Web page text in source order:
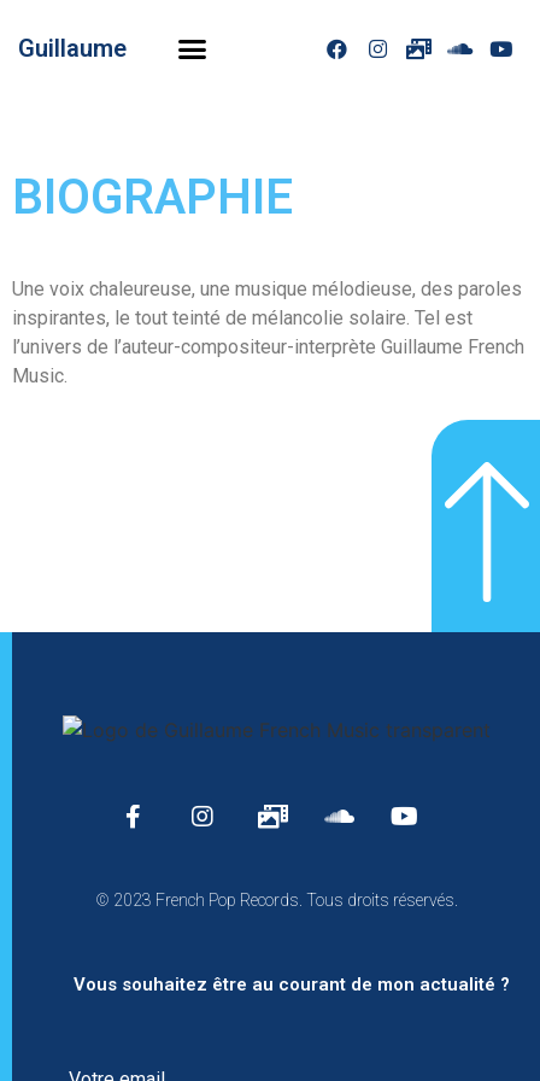
Guillaume
BIOGRAPHIE
Une voix chaleureuse, une musique mélodieuse, des paroles
inspirantes, le tout teinté de mélancolie solaire. Tel est
l’univers de l’auteur-compositeur-interprète Guillaume French
Music.
© 2023 French Pop Records. Tous droits réservés.
Vous souhaitez être au courant de mon actualité ?